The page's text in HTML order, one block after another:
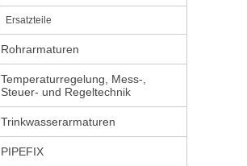
Ersatzteile
Rohrarmaturen
Temperaturregelung, Mess-,
Steuer- und Regeltechnik
Trinkwasserarmaturen
PIPEFIX